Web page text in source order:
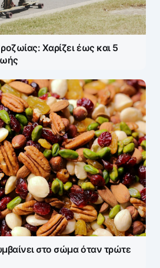
Χαρίζει έως και 5
στο σώμα όταν τρώτε